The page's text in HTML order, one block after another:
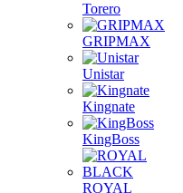
Torero
GRIPMAX
Unistar
Kingnate
KingBoss
ROYAL